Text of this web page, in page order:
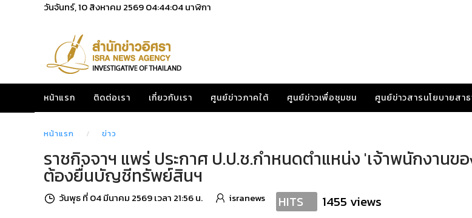
วันจันทร์, 10 สิงหาคม 256904:44:05นาฬิกา
หน้าแรก ติดต่อเรา เกี่ยวกับเรา ศูนย์ข่าวภาคใต้ ศูนย์ข่าวเพื่อชุมชน ศูนย์ข่าวสารนโยบายสา
หน้าแรก ข่าว
ราชกิจจาฯ แพร่ ประกาศ ป.ป.ช.กำหนดตำแหน่ง 'เจ้าพนักงานข
ต้องยื่นบัญชีทรัพย์สินฯ
วันพุธ ที่ 04 มีนาคม 2569 เวลา 21:56 น. isranews HITS 1455 views